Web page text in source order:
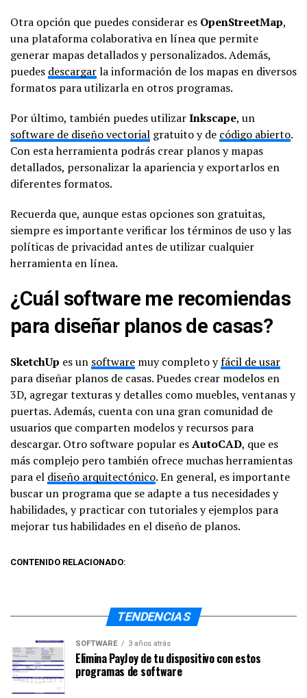
Otra opción que puedes considerar es OpenStreetMap,
una plataforma colaborativa en línea que permite
generar mapas detallados y personalizados. Además,
puedes descargarla información de los mapas en diversos
formatos para utilizarla en otros programas.
Por último, también puedes utilizarInkscape, un
software de diseño vectorial gratuito y de código abierto.
Con esta herramienta podrás crear planos y mapas
detallados, personalizar la apariencia y exportarlos en
diferentes formatos.
Recuerda que, aunque estas opciones son gratuitas,
siempre es importante verificar los términos de uso y las
políticas de privacidad antes de utilizar cualquier
herramienta en línea.
¿Cuál software me recomiendas
para diseñar planos de casas?
SketchUp es un software muy completo yfácil de usar
para diseñar planos de casas. Puedes crear modelos en
3D, agregar texturas y detalles como muebles, ventanas y
puertas. Además, cuenta con una gran comunidad de
usuarios que comparten modelos y recursos para
descargar. Otro software popular esAutoCAD, que es
más complejo pero también ofrece muchas herramientas
para el diseño arquitectónico. En general, es importante
buscar un programa que se adapte a tus necesidades y
habilidades, y practicar con tutoriales y ejemplos para
mejorar tus habilidades en el diseño de planos.
CONTENIDO RELACIONADO:
TENDENCIAS
SOFTWARE 3 años atrás
Elimina PayJoy de tu dispositivo con estos
programas de software